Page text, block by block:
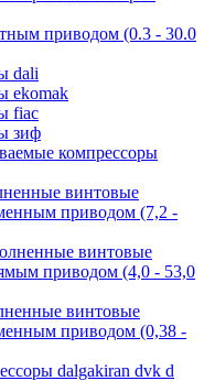
приводом (0.3 - 30.0
dali
ekomak
fiac
зиф
компрессоры
винтовые
приводом (7,2 -
винтовые
приводом (4,0 - 53,0
винтовые
приводом (0,38 -
dalgakiran dvk d